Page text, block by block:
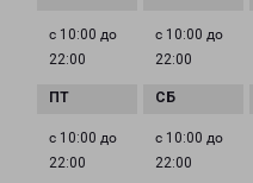
с 10:00 до
22:00
с 10:00 до
22:00
с 10:00 до
22:00
с 10:00 до
22:00